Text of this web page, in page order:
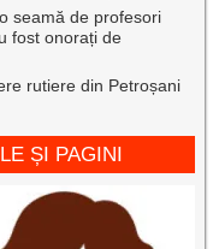
seamă de profesori
fost onorați de
rutiere din Petroșani
ȘI PAGINI